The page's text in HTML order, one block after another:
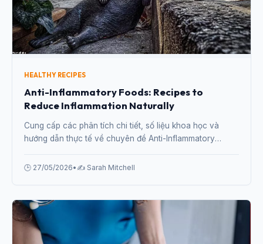
HEALTHY RECIPES
Anti-Inflammatory Foods: Recipes to
Reduce Inflammation Naturally
Cung cấp các phân tích chi tiết, số liệu khoa học và
hướng dẫn thực tế về chuyên đề Anti-Inflammatory
chuyên gia.
🕒 27/05/2026• ✍️ Sarah Mitchell